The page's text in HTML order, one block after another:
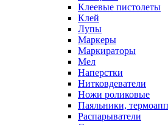
Клеевые пистолеты
Клей
Лупы
Маркеры
Маркираторы
Мел
Наперстки
Нитковдеватели
Ножи роликовые
Паяльники,
Распарыватели